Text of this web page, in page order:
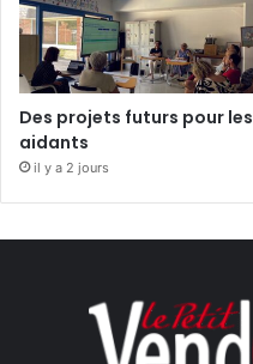
Des projets futurs pour les
aidants
il y a 2 jours